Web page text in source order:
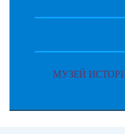
МУЗЕЙ